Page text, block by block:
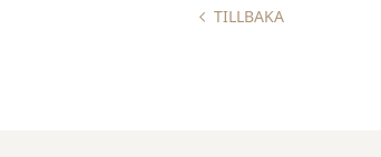
TILLBAKA